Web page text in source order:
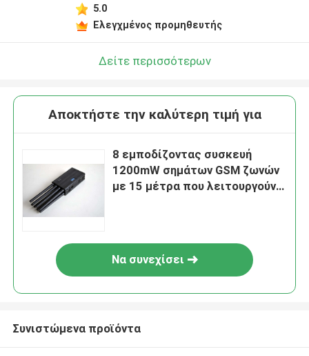
5.0
Ελεγχμένος προμηθευτής
Δείτε περισσότερων
Αποκτήστε την καλύτερη τιμή για
8 εμποδίζοντας συσκευή
1200mW σημάτων GSM ζωνών
με 15 μέτρα που λειτουργούν
Να συνεχίσει
Συνιστώμενα προϊόντα